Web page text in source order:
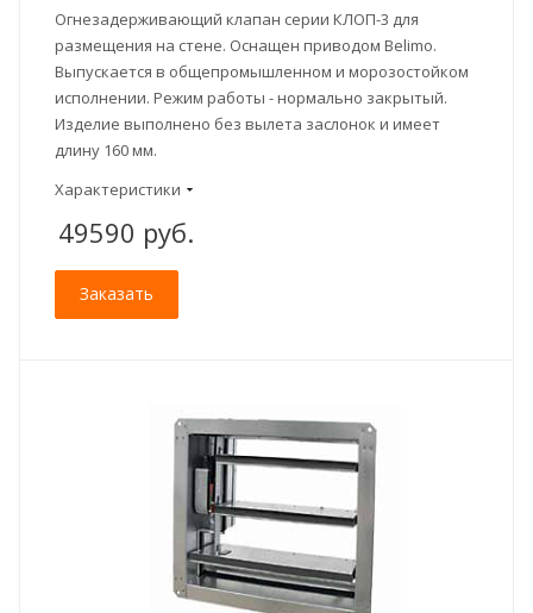
Огнезадерживающий клапан серии КЛОП-3 для
размещения на стене. Оснащен приводом Belimo.
Выпускается в общепромышленном и морозостойком
исполнении. Режим работы - нормально закрытый.
Изделие выполнено без вылета заслонок и имеет
длину 160 мм.
Характеристики
49590 руб.
Заказать